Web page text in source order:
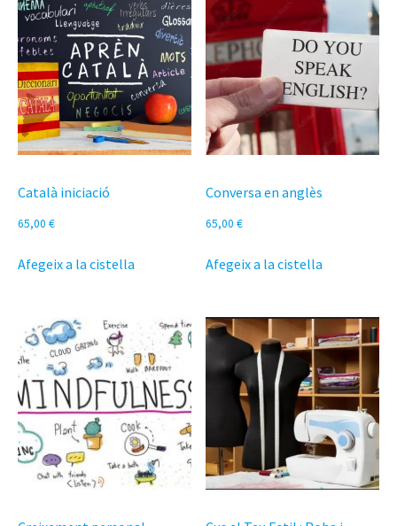
Català iniciació
65,00 €
Afegeix a la cistella
Conversa en anglès
65,00€
Afegeix a la cistella